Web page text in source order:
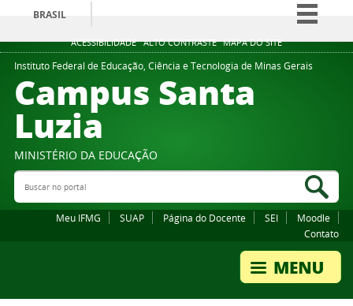
ACESSIBILIDADE ALTO CONTRASTE MAPA DO SITE
BRASIL
Simplifique!
Comunica BR
Participe
Instituto Federal de Educação, Ciência e Tecnologia de Minas Gerais
Campus Santa
Luzia
MINISTÉRIO DA EDUCAÇÃO
Buscar no portal
Meu IFMG SUAP Página do Docente SEI
Moodle
Contato